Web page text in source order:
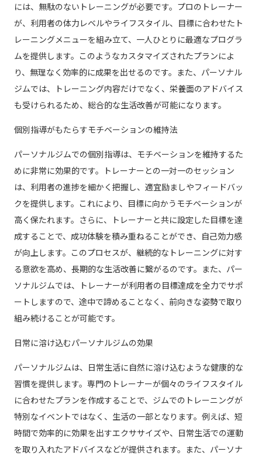
には、無駄のないトレーニングが必要です。プロのトレーナー
が、利用者の体力レベルやライフスタイル、目標に合わせたト
レーニングメニューを組み立て、一人ひとりに最適なプログラ
ムを提供します。このようなカスタマイズされたプランによ
り、無理なく効率的に成果を出せるのです。また、パーソナル
ジムでは、トレーニング内容だけでなく、栄養面のアドバイス
も受けられるため、総合的な生活改善が可能になります。
個別指導がもたらすモチベーションの維持法
パーソナルジムでの個別指導は、モチベーションを維持するた
めに非常に効果的です。トレーナーとの一対一のセッション
は、利用者の進捗を細かく把握し、適宜励ましやフィードバッ
クを提供します。これにより、目標に向かうモチベーションが
高く保たれます。さらに、トレーナーと共に設定した目標を達
成することで、成功体験を積み重ねることができ、自己効力感
が向上します。このプロセスが、継続的なトレーニングに対す
る意欲を高め、長期的な生活改善に繋がるのです。また、パー
ソナルジムでは、トレーナーが利用者の目標達成を全力でサポ
ートしますので、途中で諦めることなく、前向きな姿勢で取り
組み続けることが可能です。
日常に溶け込むパーソナルジムの効果
パーソナルジムは、日常生活に自然に溶け込むような健康的な
習慣を提供します。専門のトレーナーが個々のライフスタイル
に合わせたプランを作成することで、ジムでのトレーニングが
特別なイベントではなく、生活の一部となります。例えば、短
時間で効率的に効果を出すエクササイズや、日常生活での運動
を取り入れたアドバイスなどが提供されます。また、パーソナ